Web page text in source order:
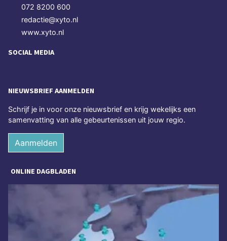
072 8200 600
redactie@xyto.nl
www.xyto.nl
SOCIAL MEDIA
NIEUWSBRIEF AANMELDEN
Schrijf je in voor onze nieuwsbrief en krijg wekelijks een
samenvatting van alle gebeurtenissen uit jouw regio.
Aanmelden
ONLINE DAGBLADEN